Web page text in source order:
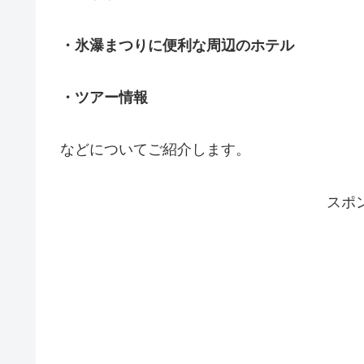
・氷瀑まつりに便利な周辺のホテル
・ツアー情報
などについてご紹介します。
スポ